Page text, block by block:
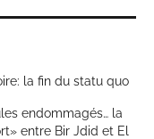
la fin du statu quo
endommagés… la
entre Bir Jdid et El